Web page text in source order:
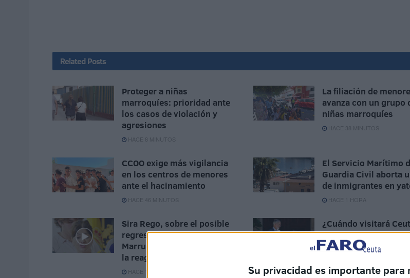
Su privacidad es importante para
Related Posts
Proteger a niñas
marroquíes: prioridad ante
los casos de violación y
agresiones
HACE 8 MINUTOS
La filiación de
avanza con un grupo
niñas marroquíes
HACE 38 MINUTOS
CCOO exige más vigilancia
en los centros de menores
ante el hacinamiento
HACE 46 MINUTOS
El Servicio Marítimo
Guardia Civil aborta
de inmigrantes en
HACE 1 HORA
Sira Rego, sobre el posible
regreso de los menores a
Marruecos: “La prioridad es
la reagrupación familiar”
HACE 1 HORA
¿Cuándo visitará
Rey? El Gobierno
que "cuando sea